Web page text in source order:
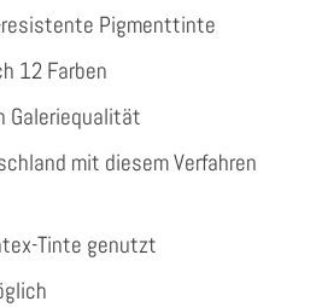
Pigmenttinte
12 Farben
Galeriequalität
mit diesem Verfahren
Tinte genutzt